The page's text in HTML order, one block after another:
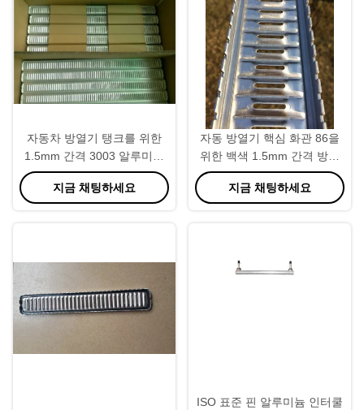
자동차 방열기 탱크를 위한
1.5mm 간격 3003 알루미늄
우두머리 판
지금 채팅하세요
자동 방열기 핵심 화관 86을
위한 백색 1.5mm 간격 방열
기 판
지금 채팅하세요
ISO 표준 핀 알루미늄 인터쿨